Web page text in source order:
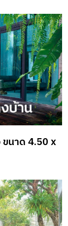
นาด 4.50 x